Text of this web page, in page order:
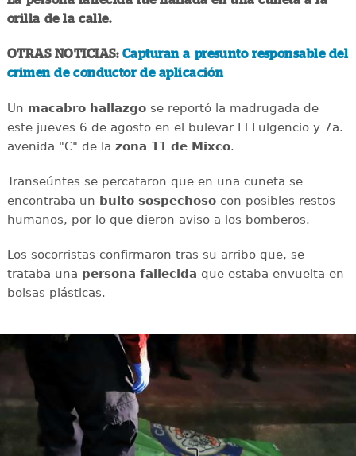
orilla de la calle.
OTRAS NOTICIAS: Capturan a presunto responsable del
crimen de conductor de aplicación
Un macabro hallazgose reportó la madrugada de
este jueves 6 de agosto en el bulevar El Fulgencio y 7a.
avenida "C" de la zona 11 de Mixco.
Transeúntes se percataron que en una cuneta se
encontraba un bulto sospechosocon posibles restos
humanos, por lo que dieron aviso a los bomberos.
Los socorristas confirmaron tras su arribo que, se
trataba una persona fallecida que estaba envuelta en
bolsas plásticas.